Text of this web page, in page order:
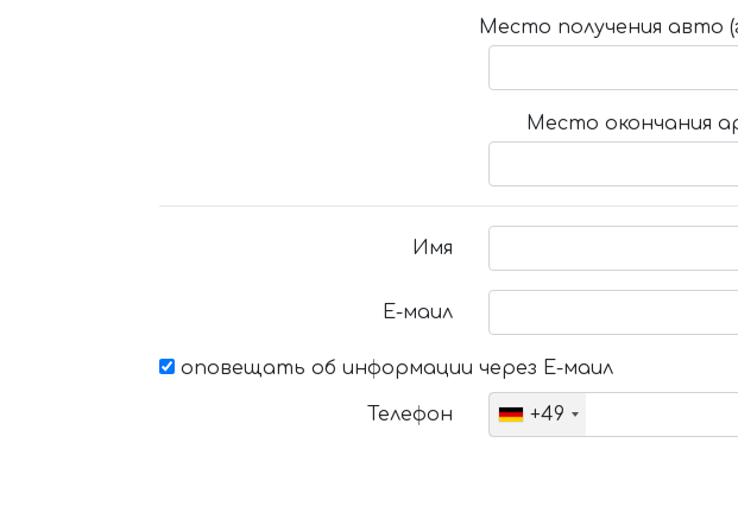
Место получения авто
Место окончания
Имя
Е-маил
оповещать об информации через Е-маил
Телефон +49